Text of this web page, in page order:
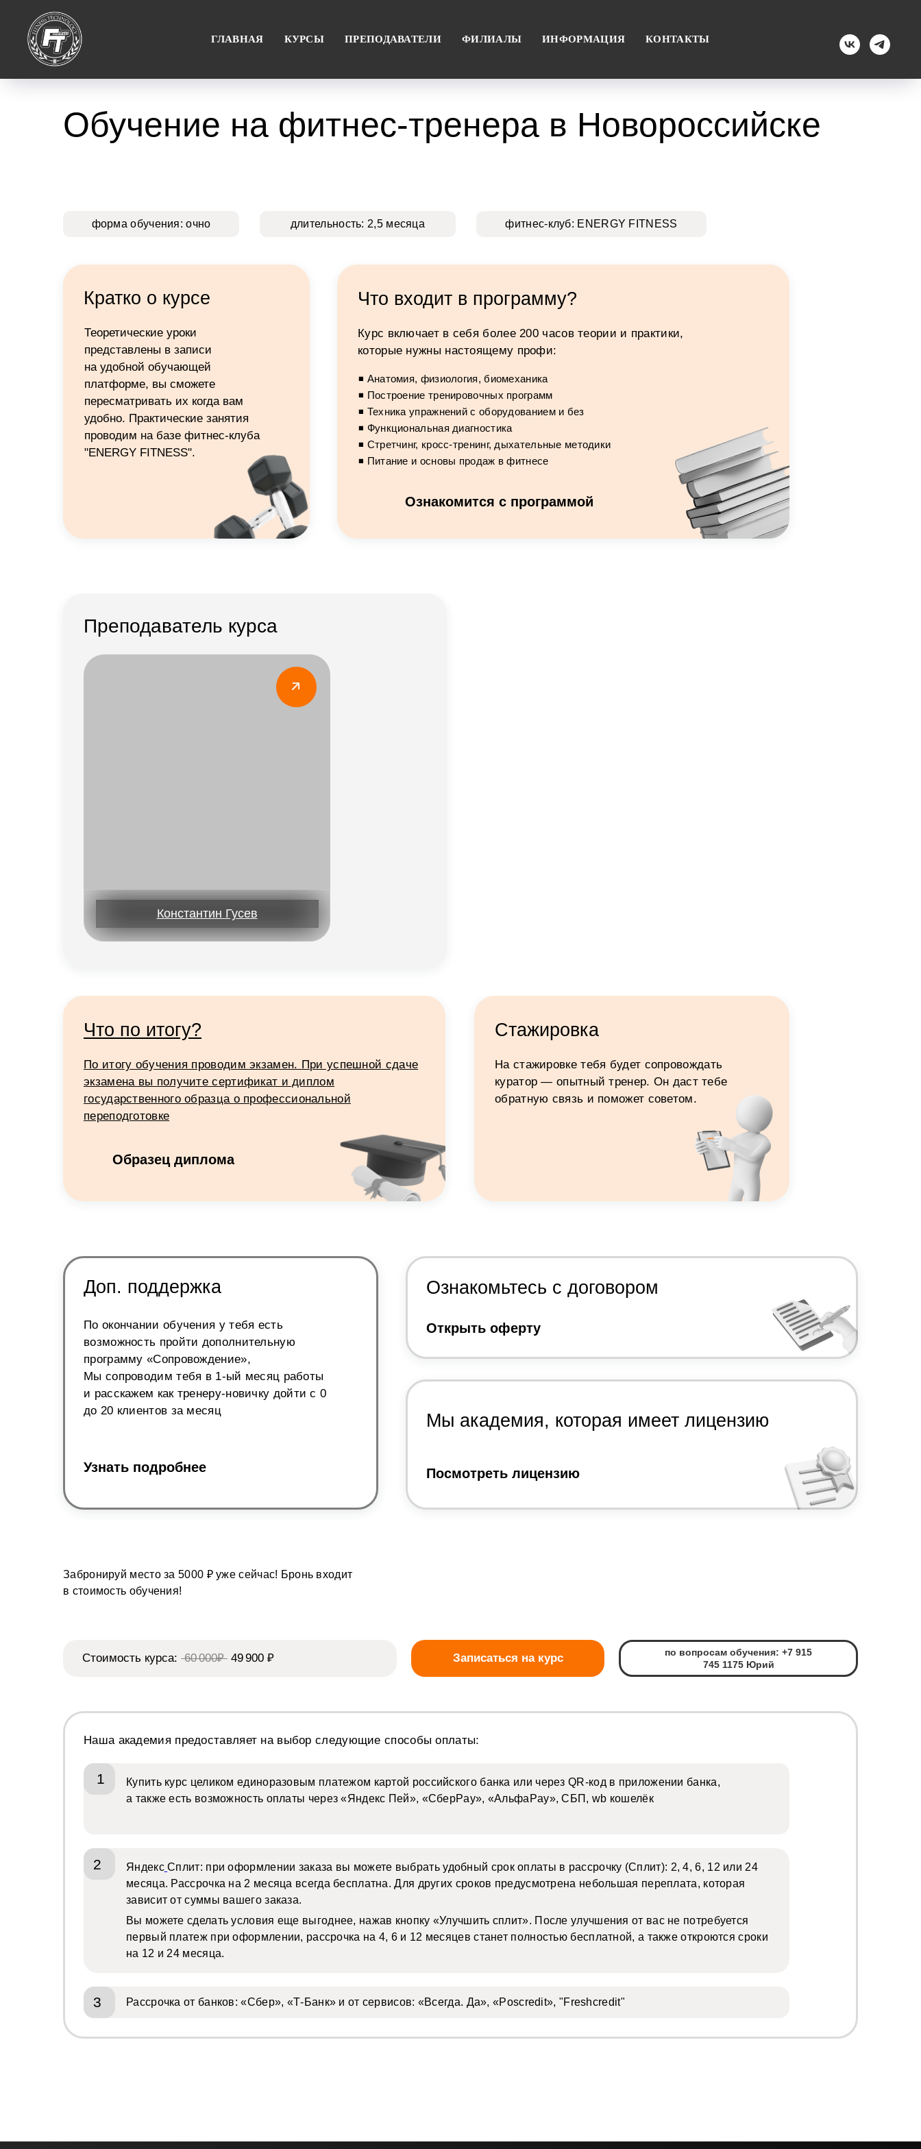
ГЛАВНАЯ КУРСЫ ПРЕПОДАВАТЕЛИ ФИЛИАЛЫ ИНФОРМАЦИЯ КОНТАКТЫ
Ознакомится с программой
◾ Анатомия, физиология, биомеханика
◾ Построение тренировочных программ
◾ Техника упражнений с оборудованием и без
◾ Функциональная диагностика
◾ Стретчинг, кросс-тренинг, дыхательные методики
◾ Питание и основы продаж в фитнесе
Курс включает в себя более 200 часов теории и практики,
которые нужны настоящему профи:
Что входит в программу?
Теоретические уроки
представлены в записи
на удобной обучающей
платформе, вы сможете
пересматривать их когда вам
удобно. Практические занятия
проводим на базе фитнес-клуба
"ENERGY FITNESS".
Кратко о курсе
фитнес-клуб: ENERGY FITNESS
длительность: 2,5 месяца
форма обучения: очно
Обучение на фитнес-тренера в Новороссийске
Константин Гусев
Преподаватель курса
На стажировке тебя будет сопровождать
куратор — опытный тренер. Он даст тебе
обратную связь и поможет советом.
Стажировка
По итогу обучения проводим экзамен. При успешной сдаче
экзамена вы получите сертификат и диплом
государственного образца о профессиональной
переподготовке
Образец диплома
Что по итогу?
Мы академия, которая имеет лицензию
Посмотреть лицензию
Ознакомьтесь с договором
Открыть оферту
По окончании обучения у тебя есть
возможность пройти дополнительную
программу «Сопровождение»,
Мы сопроводим тебя в 1-ый месяц работы
и расскажем как тренеру-новичку дойти с 0
до 20 клиентов за месяц
Узнать подробнее
Доп. поддержка
Забронируй место за 5000 ₽ уже сейчас! Бронь входит
в стоимость обучения!
по вопросам обучения: +7 915
745 1175 Юрий
Записаться на курс
Стоимость курса: 60 000₽ 49 900 ₽
Рассрочка от банков: «Сбер», «Т-Банк» и от сервисов: «Всегда. Да», «Poscredit», "Freshcredit"
3
2
Вы можете сделать условия еще выгоднее, нажав кнопку «Улучшить сплит». После улучшения от вас не потребуется
первый платеж при оформлении, рассрочка на 4, 6 и 12 месяцев станет полностью бесплатной, а также откроются сроки
на 12 и 24 месяца.
Яндекс Сплит: при оформлении заказа вы можете выбрать удобный срок оплаты в рассрочку (Сплит): 2, 4, 6, 12 или 24
месяца. Рассрочка на 2 месяца всегда бесплатна. Для других сроков предусмотрена небольшая переплата, которая
зависит от суммы вашего заказа.
Купить курс целиком единоразовым платежом картой российского банка или через QR-код в приложении банка,
а также есть возможность оплаты через «Яндекс Пей», «СберPay», «АльфаPay», СБП, wb кошелёк
1
Наша академия предоставляет на выбор следующие способы оплаты: